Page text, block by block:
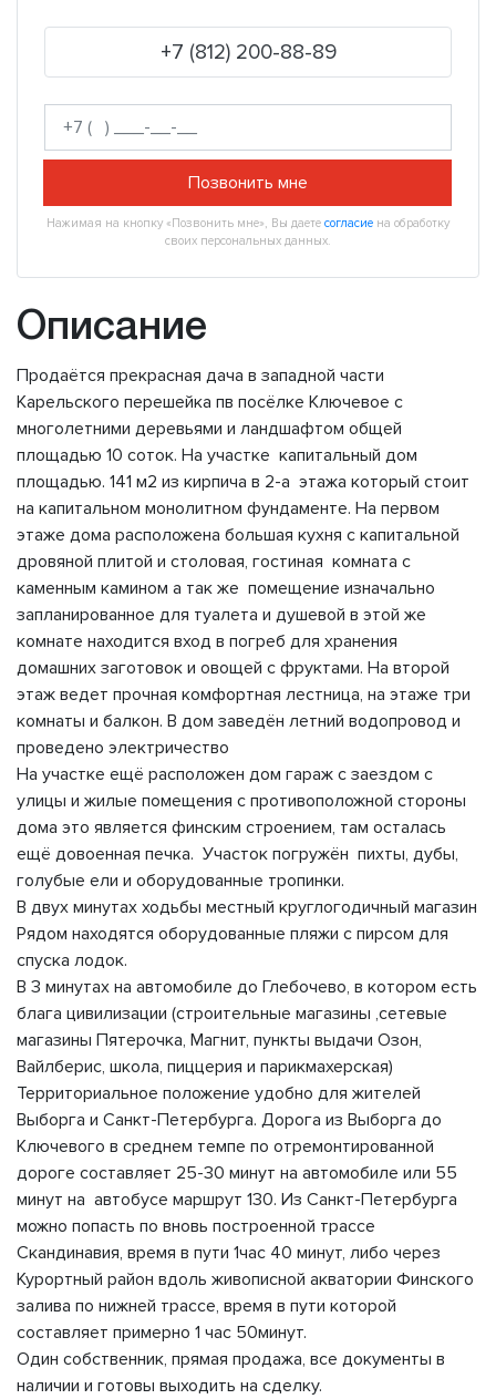
+7 (812) 200-88-89
Позвонить мне
Нажимая на кнопку «Позвонить мне», Вы даете согласие на обработку
своих персональных данных.
Описание
Продаётся прекрасная дача в западной части
Карельского перешейка пв посёлке Ключевое с
многолетними деревьями и ландшафтом общей
площадью 10 соток. Ha участке капитальный дом
площадью. 141 м2 из кирпича в 2-а этажа который стоит
на капитальном монолитном фундаменте. На первом
этаже дома расположена большая кухня с капитальной
дровяной плитой и столовая, гостиная комната с
каменным камином а так же помещение изначально
запланированное для туалета и душевой в этой же
комнате находится вход в погреб для хранения
домашних заготовок и овощей с фруктами. На второй
этаж ведет прочная комфортная лестница, на этаже три
комнаты и балкон. В дом заведён летний водопровод и
проведено электричество
На участке ещё расположен дом гараж с заездом с
улицы и жилые помещения с противоположной стороны
дома это является финским строением, там осталась
ещё довоенная печка. Участок погружён пихты, дубы,
голубые ели и оборудованные тропинки.
В двух минутах ходьбы местный круглогодичный магазин
Рядом находятся оборудованные пляжи с пирсом для
спуска лодок.
В 3 минутах на автомобиле до Глебочево, в котором есть
блага цивилизации (строительные магазины ,сетевые
магазины Пятерочка, Магнит, пункты выдачи Озон,
Вайлберис, школа, пиццерия и парикмахерская)
Территориальное положение удобно для жителей
Выборга и Санкт-Петербурга. Дорога из Выборга до
Ключевого в среднем темпе по отремонтированной
дороге составляет 25-30 минут на автомобиле или 55
минут на автобусе маршрут 130. Из Санкт-Петербурга
можно попасть по вновь построенной трассе
Скандинавия, время в пути 1час 40 минут, либо через
Курортный район вдоль живописной акватории Финского
залива по нижней трассе, время в пути которой
составляет примерно 1 час 50минут.
Один собственник, прямая продажа, все документы в
наличии и готовы выходить на сделку.